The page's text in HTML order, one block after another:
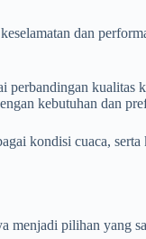
dan
kualitas
kebutuhan dan
kondisi cuaca,
pilihan yang